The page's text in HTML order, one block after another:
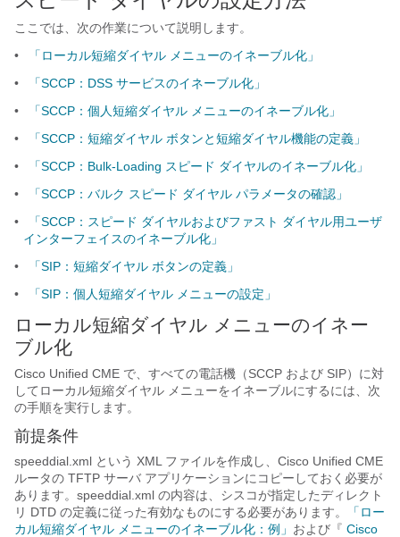
ここでは、次の作業について説明します。
•
「ローカル短縮ダイヤル メニューのイネーブル化」
•
「SCCP：DSS サービスのイネーブル化」
•
「SCCP：個人短縮ダイヤル メニューのイネーブル化」
•
「SCCP：短縮ダイヤル ボタンと短縮ダイヤル機能の定義」
•
「SCCP：Bulk-Loading スピード ダイヤルのイネーブル化」
•
「SCCP：バルク スピード ダイヤル パラメータの確認」
•
「SCCP：スピード ダイヤルおよびファスト ダイヤル用ユーザ
インターフェイスのイネーブル化」
•
「SIP：短縮ダイヤル ボタンの定義」
•
「SIP：個人短縮ダイヤル メニューの設定」
ローカル短縮ダイヤル メニューのイネー
ブル化
Cisco Unified CME で、すべての電話機（SCCP および SIP）に対
してローカル短縮ダイヤル メニューをイネーブルにするには、次
の手順を実行します。
前提条件
speeddial.xml という XML ファイルを作成し、Cisco Unified CME
ルータの TFTP サーバ アプリケーションにコピーしておく必要が
あります。speeddial.xml の内容は、シスコが指定したディレクト
リ DTD の定義に従った有効なものにする必要があります。
「ロー
カル短縮ダイヤル メニューのイネーブル化：例」 および『 Cisco